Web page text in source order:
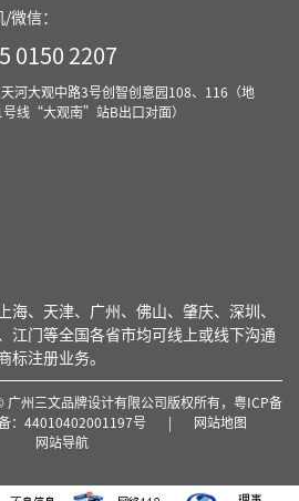
微信：
0150 2207
河大观中路3号创智创意园108、116（地
号线“大观南”站B出口对面）
海、天津、广州、佛山、肇庆、深圳、
江门等全国各省市均可线上或线下沟通
标注册业务。
州三文品牌设计有限公司版权所有， 粤ICP备
：44010402001197号 |
网站地图
网站导航